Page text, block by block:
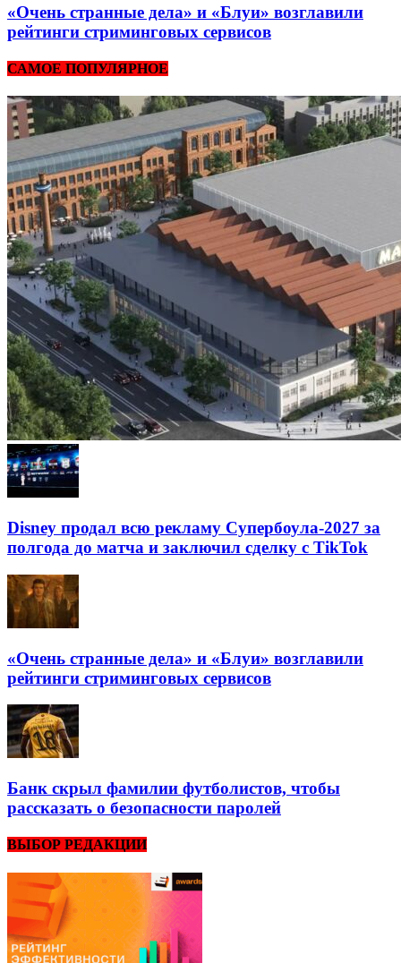
«Очень странные дела» и «Блуи» возглавили
рейтинги стриминговых сервисов
САМОЕ ПОПУЛЯРНОЕ
Disney продал всю рекламу Супербоула-2027 за
полгода до матча и заключил сделку с TikTok
«Очень странные дела» и «Блуи» возглавили
рейтинги стриминговых сервисов
Банк скрыл фамилии футболистов, чтобы
рассказать о безопасности паролей
ВЫБОР РЕДАКЦИИ